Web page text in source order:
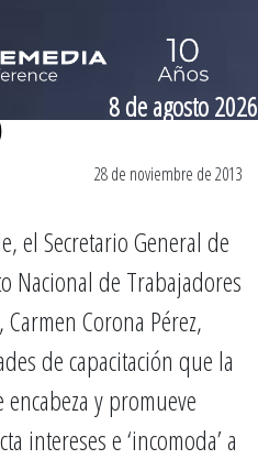
8 de agosto 2026
28 de noviembre de 2013
el Secretario General de
Nacional de Trabajadores
Corona Pérez,
de capacitación que la
y promueve
intereses e ‘incomoda’ a